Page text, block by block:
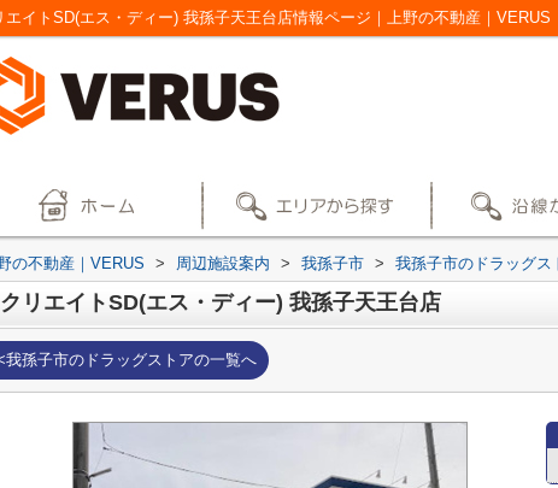
エイトSD(エス・ディー) 我孫子天王台店情報ページ｜上野の不動産｜VERUS
の不動産｜VERUS > 周辺施設案内 > 我孫子市 > 我孫子市のドラッグス
クリエイトSD(エス・ディー) 我孫子天王台店
我孫子市のドラッグストアの一覧へ